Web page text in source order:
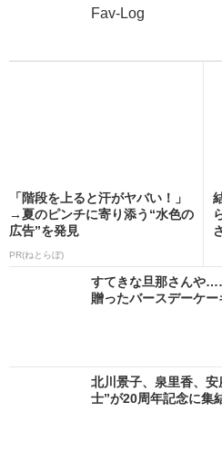
Fav-Log
「階段を上ると汗がヤバい！」
→夏のピンチに寄り添う“水色の
広告”を発見
PR(ねとらぼ)
すてきな旦那さんや
贈ったバースデーケ
北川景子、泉里香、
士”が20周年記念に